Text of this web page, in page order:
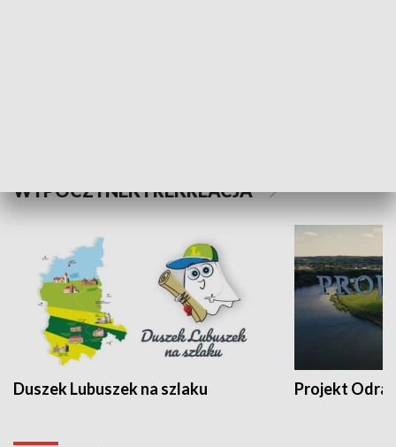
WYPOCZYNEK I REKREACJA
Duszek Lubuszek na szlaku Projekt Odra